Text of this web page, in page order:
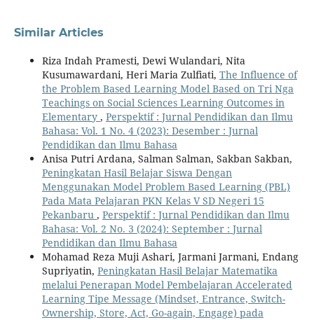
Similar Articles
Riza Indah Pramesti, Dewi Wulandari, Nita
Kusumawardani, Heri Maria Zulfiati, The Influence of
the Problem Based Learning Model Based on Tri Nga
Teachings on Social Sciences Learning Outcomes in
Elementary , Perspektif : Jurnal Pendidikan dan Ilmu
Bahasa: Vol. 1 No. 4 (2023): Desember : Jurnal
Pendidikan dan Ilmu Bahasa
Anisa Putri Ardana, Salman Salman, Sakban Sakban,
Peningkatan Hasil Belajar Siswa Dengan
Menggunakan Model Problem Based Learning (PBL)
Pada Mata Pelajaran PKN Kelas V SD Negeri 15
Pekanbaru , Perspektif : Jurnal Pendidikan dan Ilmu
Bahasa: Vol. 2 No. 3 (2024): September : Jurnal
Pendidikan dan Ilmu Bahasa
Mohamad Reza Muji Ashari, Jarmani Jarmani, Endang
Supriyatin, Peningkatan Hasil Belajar Matematika
melalui Penerapan Model Pembelajaran Accelerated
Learning Tipe Message (Mindset, Entrance, Switch-
Ownership, Store, Act, Go-again, Engage) pada